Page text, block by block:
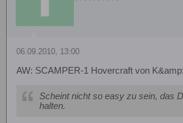
06.09.2010, 13:00
AW: SCAMPER-1 Hovercraft von
Scheint nicht so easy zu sein, das
halten.